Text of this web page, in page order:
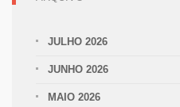
JULHO 2026
JUNHO 2026
MAIO 2026